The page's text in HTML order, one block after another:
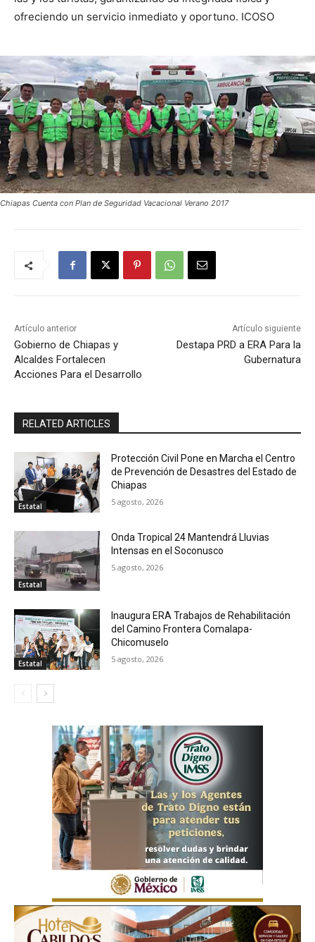
ofreciendo un servicio inmediato y oportuno. ICOSO
Chiapas Cuenta con Plan de Seguridad Vacacional Verano 2017
Artículo anterior
Gobierno de Chiapas y
Alcaldes Fortalecen
Acciones Para el Desarrollo
Artículo siguiente
Destapa PRD a ERA Para la
Gubernatura
RELATED ARTICLES
Estatal
Protección Civil Pone en Marcha el Centro
de Prevención de Desastres del Estado de
Chiapas
5 agosto, 2026
Estatal
Onda Tropical 24 Mantendrá Lluvias
Intensas en el Soconusco
5 agosto, 2026
Estatal
Inaugura ERA Trabajos de Rehabilitación
del Camino Frontera Comalapa-
Chicomuselo
5 agosto, 2026